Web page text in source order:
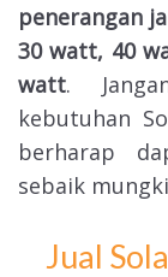
penerangan
30 watt, 40
watt.
kebutuhan
berharap
sebaik
Jual